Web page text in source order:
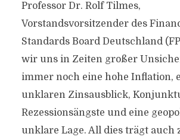
Professor Dr. Rolf Tilmes,
Vorstandsvorsitzender des
Standards Board Deutschland
wir uns in Zeiten großer
immer noch eine hohe Inflation,
unklaren Zinsausblick,
Rezessionsängste und eine
unklare Lage. All dies trägt auch